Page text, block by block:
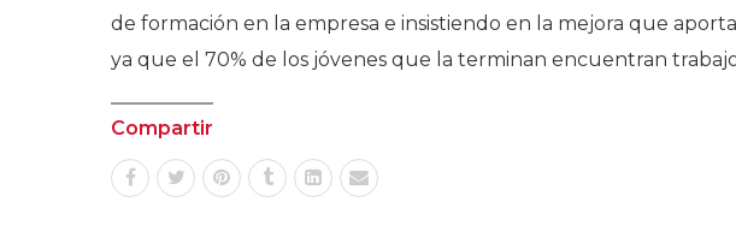
de formación en la empresa e insistiendo en la mejora que
ya que el 70% de los jóvenes que la terminan encuentran
Compartir